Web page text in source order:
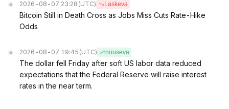
2026-08-07 23:28 (UTC) Laskeva
Bitcoin Still in Death Cross as Jobs Miss Cuts Rate-Hike
Odds
2026-08-07 19:45 (UTC) nouseva
The dollar fell Friday after soft US labor data reduced
expectations that the Federal Reserve will raise interest
rates in the near term.